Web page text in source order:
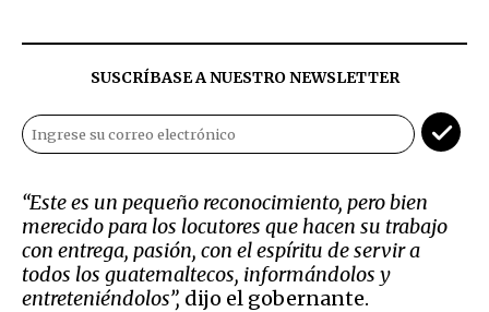
SUSCRÍBASE A NUESTRO NEWSLETTER
“Este es un pequeño reconocimiento, pero bien
merecido para los locutores que hacen su trabajo
con entrega, pasión, con el espíritu de servir a
todos los guatemaltecos, informándolos y
entreteniéndolos”, dijo el gobernante.